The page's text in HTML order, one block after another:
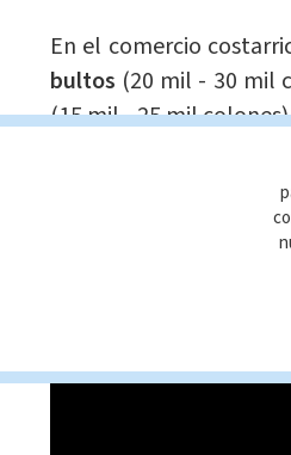
En el comercio
bultos (20 mil - 30 mil
(15 mil - 25 mil